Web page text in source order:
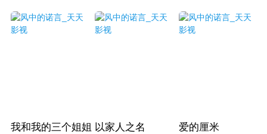
我和我的三个姐姐 以家人之名 爱的厘米